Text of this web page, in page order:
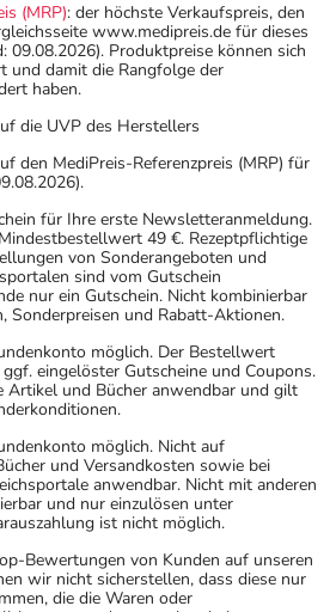
(MRP): der höchste Verkaufspreis, den
www.medipreis.de für dieses
09.08.2026). Produktpreise können sich
und damit die Rangfolge der
haben.
die UVP des Herstellers
den MediPreis-Referenzpreis (MRP) für
für Ihre erste Newsletteranmeldung.
49 €. Rezeptpflichtige
von Sonderangeboten und
sind vom Gutschein
nur ein Gutschein. Nicht kombinierbar
Sonderpreisen und Rabatt-Aktionen.
möglich. Der Bestellwert
eingelöster Gutscheine und Coupons.
Artikel und Bücher anwendbar und gilt
möglich. Nicht auf
und Versandkosten sowie bei
anwendbar. Nicht mit anderen
und nur einzulösen unter
ist nicht möglich.
Bewertungen von Kunden auf unseren
wir nicht sicherstellen, dass diese nur
die die Waren oder